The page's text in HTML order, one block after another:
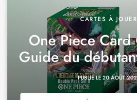
CARTES À JOUER
One Piece
Guide du
PUBLIÉ LE 20 AOÛT